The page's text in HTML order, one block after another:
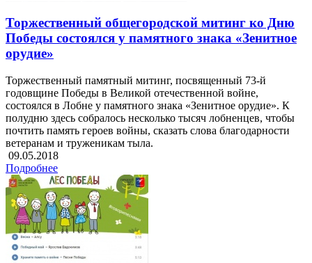
Торжественный общегородской митинг ко Дню
Победы состоялся у памятного знака «Зенитное
орудие»
Торжественный памятный митинг, посвященный 73-й
годовщине Победы в Великой отечественной войне,
состоялся в Лобне у памятного знака «Зенитное орудие». К
полудню здесь собралось несколько тысяч лобненцев, чтобы
почтить память героев войны, сказать слова благодарности
ветеранам и труженикам тыла.
09.05.2018
Подробнее